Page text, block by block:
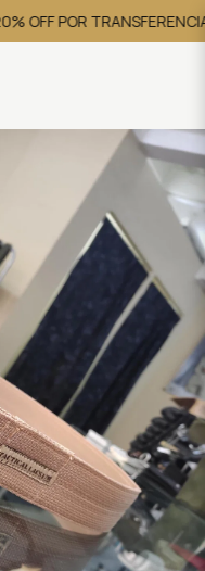
OFF POR TRANSFERENCIA